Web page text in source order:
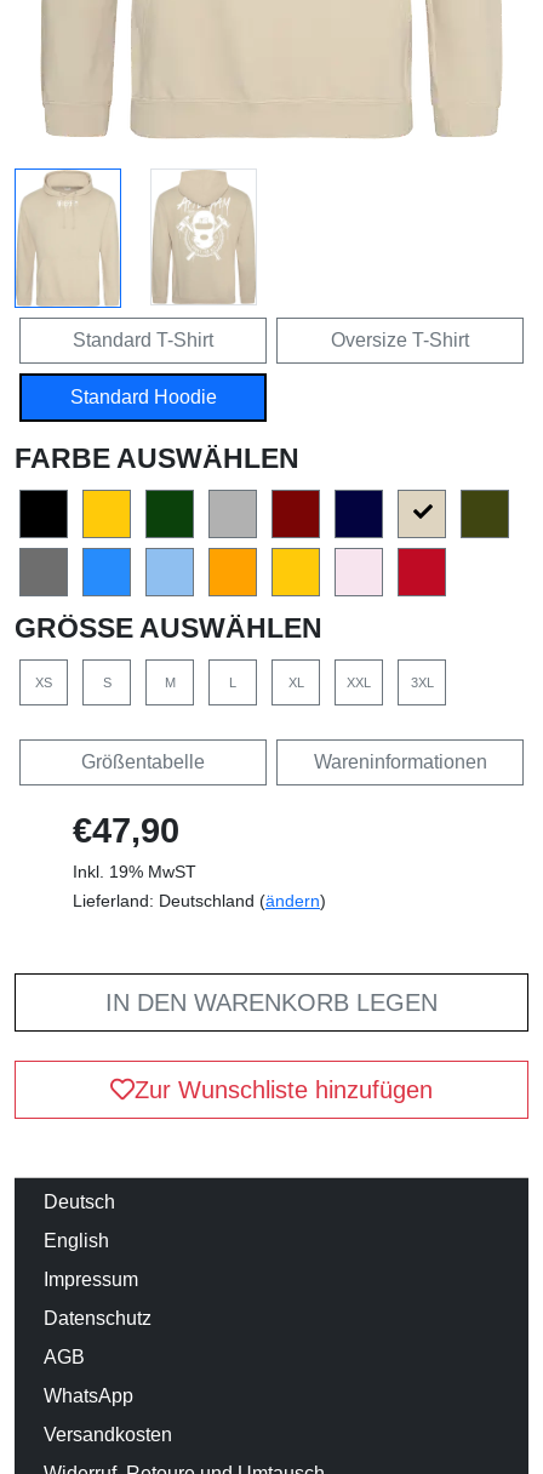
Standard T-Shirt Oversize T-Shirt
Standard Hoodie
FARBE AUSWÄHLEN
GRÖSSE AUSWÄHLEN
XS S M L XL XXL 3XL
Größentabelle Wareninformationen
€47,90
Inkl. 19% MwST
Lieferland: Deutschland (ändern)
IN DEN WARENKORB LEGEN
Zur Wunschliste hinzufügen
Deutsch
English
Impressum
Datenschutz
AGB
WhatsApp
Versandkosten